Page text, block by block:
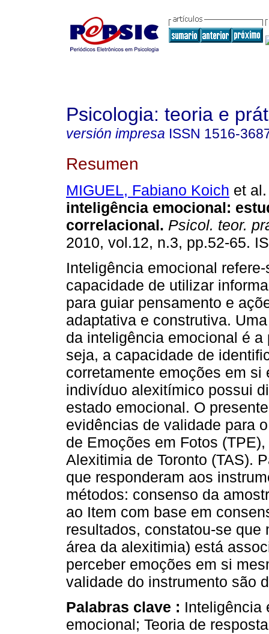
Psicologia: teoria e
versión impresa ISSN 1516-
Resumen
MIGUEL, Fabiano Koich et al.
inteligência emocional:
correlacional. Psicol. teor.
2010, vol.12, n.3, pp.52-65.
Inteligência emocional
capacidade de utilizar
para guiar pensamento e
adaptativa e construtiva.
da inteligência emocional é a
seja, a capacidade de
corretamente emoções em si
indivíduo alexitímico possui
estado emocional. O
evidências de validade para
de Emoções em Fotos
Alexitimia de Toronto (TAS).
que responderam aos
métodos: consenso da
ao Item com base em
resultados, constatou-se que
área da alexitimia) está
perceber emoções em si
validade do instrumento são
Palabras clave : Inteligência
emocional; Teoria de